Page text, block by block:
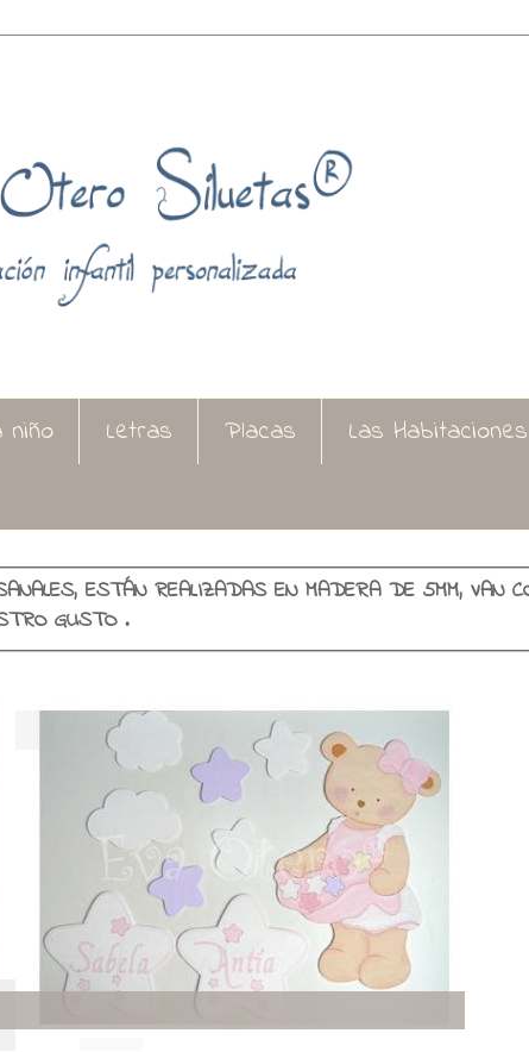
niño Letras Placas
Las
ESTÁN REALIZADAS EN MADERA DE 5MM, VAN
SE PERSONALIZAN EN COLORES Y NOMBRES A VUESTRO GUSTO .